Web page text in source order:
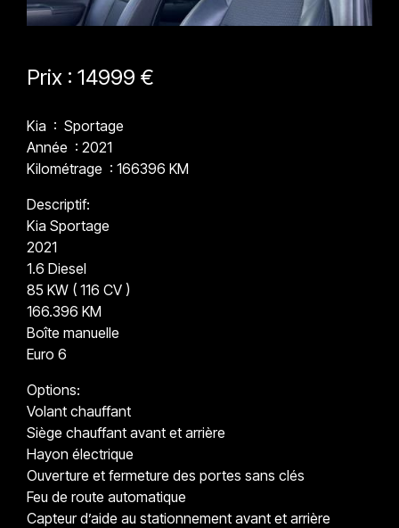
Prix : 14999 €
Kia : Sportage
Année : 2021
Kilométrage : 166396 KM
Descriptif:
Kia Sportage
2021
1.6 Diesel
85 KW ( 116 CV )
166.396 KM
Boîte manuelle
Euro 6
Options:
Volant chauffant
Siège chauffant avant et arrière
Hayon électrique
Ouverture et fermeture des portes sans clés
Feu de route automatique
Capteur d’aide au stationnement avant et arrière